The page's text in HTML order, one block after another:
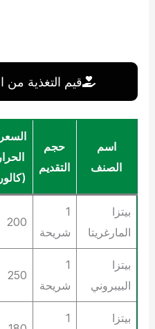
قيم التغذية من
اسم
الصنف
حجم
التقديم
بيتزا
المارغريتا
1
شريحة
200
بيتزا
البيبروني
1
شريحة
250
بيتزا
1